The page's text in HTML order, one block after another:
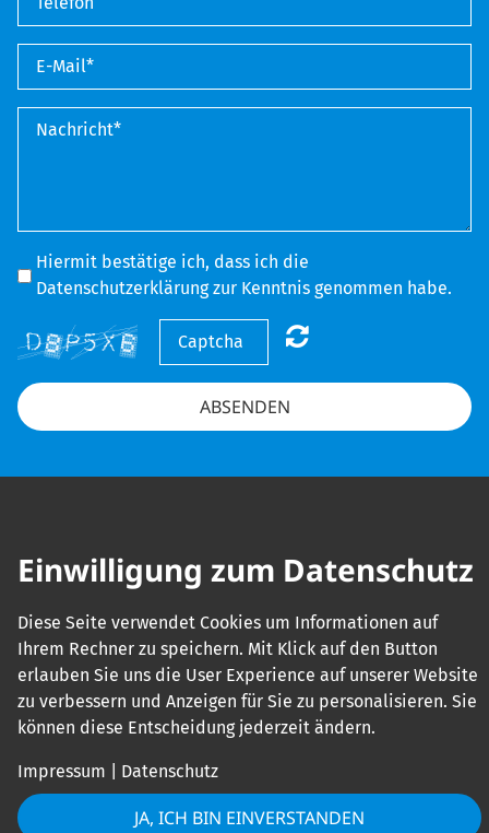
Hiermit bestätige ich, dass ich die
Datenschutzerklärung zur Kenntnis genommen habe.
ABSENDEN
Einwilligung zum Datenschutz
Diese Seite verwendet Cookies um Informationen auf
Ihrem Rechner zu speichern. Mit Klick auf den Button
erlauben Sie uns die User Experience auf unserer Website
zu verbessern und Anzeigen für Sie zu personalisieren. Sie
können diese Entscheidung jederzeit ändern.
Impressum Datenschutz
JA, ICH BIN EINVERSTANDEN